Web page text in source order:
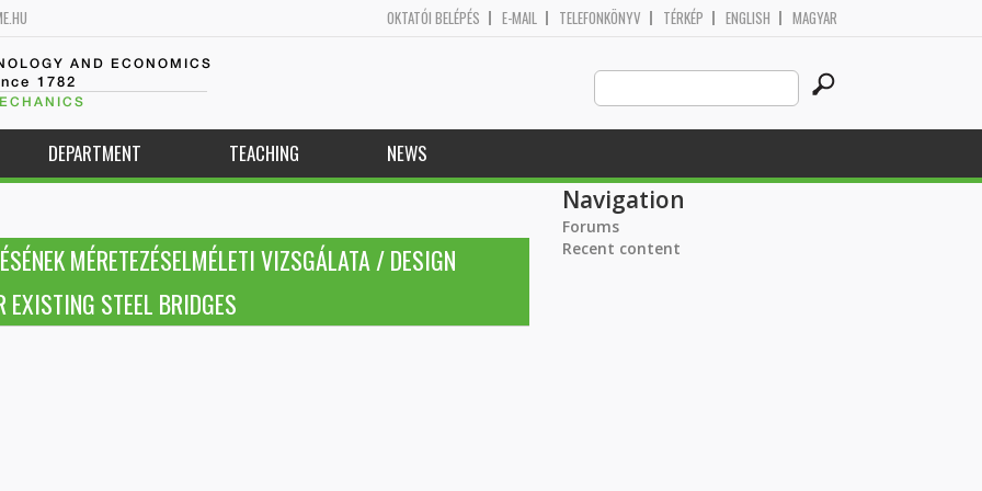
OKTATÓI BELÉPÉS E-MAIL TELEFONKÖNYV TÉRKÉP ENGLISH MAGYAR
AND ECONOMICS
1782
Search
this
site
DEPARTMENT TEACHING NEWS
MÉRETEZÉSELMÉLETI VIZSGÁLATA / DESIGN
EXISTING STEEL BRIDGES
Navigation
Forums
Recent content